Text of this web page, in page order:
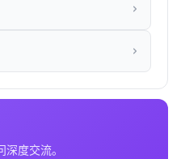
度交流。